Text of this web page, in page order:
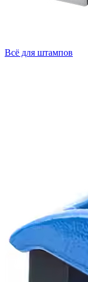
Всё для штампов